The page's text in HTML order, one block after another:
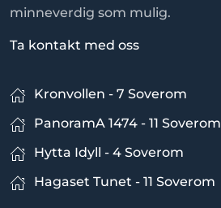
minneverdig som mulig.
Ta kontakt med oss
Kronvollen - 7 Soverom
PanoramA 1474 - 11 Soverom
Hytta Idyll - 4 Soverom
Hagaset Tunet - 11 Soverom